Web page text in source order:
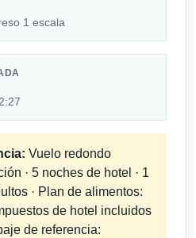
1 escala
Vuelo redondo
· 5 noches de hotel · 1
· Plan de alimentos:
de hotel incluidos
de referencia: